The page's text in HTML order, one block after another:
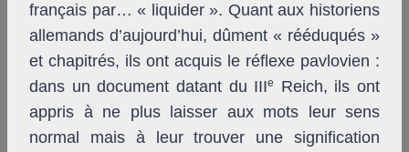
français par… « liquider ». Quant aux historiens
allemands d’aujourd’hui, dûment « rééduqués »
et chapitrés, ils ont acquis le réflexe pavlovien :
dans un document datant du IIIe
Reich, ils ont
appris à ne plus laisser aux mots leur sens
normal mais à leur trouver une signification